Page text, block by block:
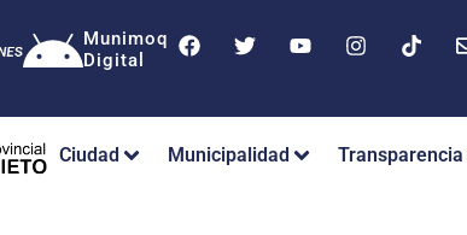
Munimoq
Digital
Ciudad Municipalidad Transparencia